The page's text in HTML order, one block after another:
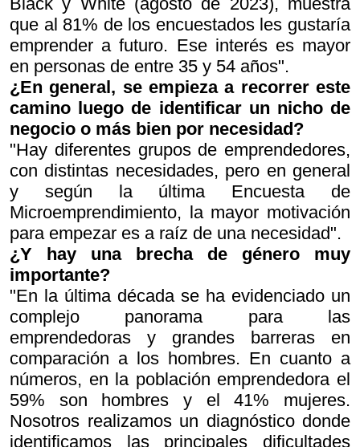
que al 81% de los encuestados les gustaría
emprender a futuro. Ese interés es mayor
en personas de entre 35 y 54 años".
¿En general, se empieza a recorrer este
camino luego de identificar un nicho de
negocio o más bien por necesidad?
"Hay diferentes grupos de emprendedores,
con distintas necesidades, pero en general
y según la última Encuesta de
Microemprendimiento, la mayor motivación
para empezar es a raíz de una necesidad".
¿Y hay una brecha de género muy
importante?
"En la última década se ha evidenciado un
complejo panorama para las
emprendedoras y grandes barreras en
comparación a los hombres. En cuanto a
números, en la población emprendedora el
59% son hombres y el 41% mujeres.
Nosotros realizamos un diagnóstico donde
identificamos las principales dificultades